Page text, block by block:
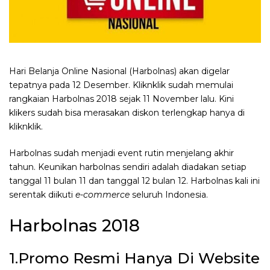
Hari Belanja Online Nasional (Harbolnas) akan digelar
tepatnya pada 12 Desember. Kliknklik sudah memulai
rangkaian Harbolnas 2018 sejak 11 November lalu. Kini
klikers sudah bisa merasakan diskon terlengkap hanya di
kliknklik.
Harbolnas sudah menjadi event rutin menjelang akhir
tahun. Keunikan harbolnas sendiri adalah diadakan setiap
tanggal 11 bulan 11 dan tanggal 12 bulan 12. Harbolnas kali ini
serentak diikuti e-commerce seluruh Indonesia.
Harbolnas 2018
1.Promo Resmi Hanya Di Website